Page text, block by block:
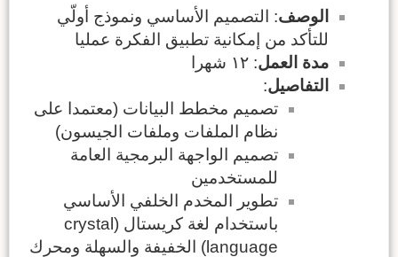
الوصف: التصميم الأساسي ونموذج أولّي
للتأكد من إمكانية تطبيق الفكرة عمليا
مدة العمل: ١٢ شهرا
التفاصيل:
تصميم مخطط البيانات (معتمدا على
نظام الملفات وملفات الجيسون)
تصميم الواجهة البرمجية العامة
للمستخدمين
تطوير المخدم الخلفي الأساسي
باستخدام لغة كريستال (crystal
language) الخفيفة والسهلة ومحرك